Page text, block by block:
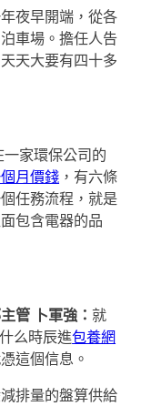
夜早開端，從各
車場。擔任人告
天大要有四十多
一家環保公司的
月價錢 ，有六條
任務流程，就是
包含電器的品
管 卜軍強 ： 就
么時辰進包養網
這個信息。
排量的盤算供給